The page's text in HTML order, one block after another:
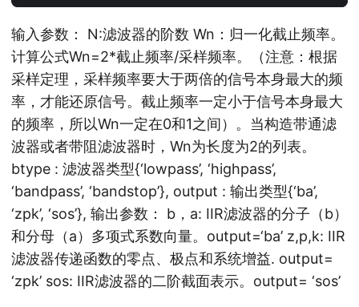
输入参数： N:滤波器的阶数 Wn：归一化截止频率。
计算公式Wn=2*截止频率/采样频率。（注意：根据
采样定理，采样频率要大于两倍的信号本身最大的频
率，才能还原信号。截止频率一定小于信号本身最大
的频率，所以Wn一定在0和1之间）。当构造带通滤
波器或者带阻滤波器时，Wn为长度为2的列表。
btype : 滤波器类型{‘lowpass’, ‘highpass’,
‘bandpass’, ‘bandstop’}, output : 输出类型{‘ba’,
‘zpk’, ‘sos’}, 输出参数： b，a: IIR滤波器的分子（b）
和分母（a）多项式系数向量。output=‘ba’ z,p,k: IIR
滤波器传递函数的零点、极点和系统增益. output=
‘zpk’ sos: IIR滤波器的二阶截面表示。output= ‘sos’